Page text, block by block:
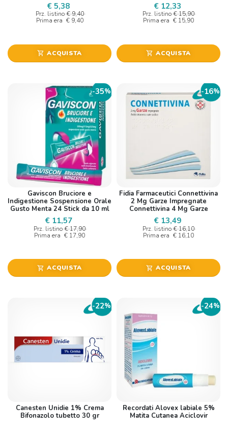
€ 5,38
Prz. listino € 9,40
Prima era € 9,40
shopping_cart ACQUISTA
€ 12,33
Prz. listino € 15,90
Prima era € 15,90
shopping_cart ACQUISTA
-35%
Gaviscon Bruciore e
Indigestione Sospensione Orale
Gusto Menta 24 Stick da 10 ml
€ 11,57
Prz. listino € 17,90
Prima era € 17,90
shopping_cart ACQUISTA
-16%
Fidia Farmaceutici Connettivina
2 Mg Garze Impregnate
Connettivina 4 Mg Garze
Impregnate Connettivina 12 Mg
Garze Impregnate Aci
€ 13,49
Prz. listino € 16,10
Prima era € 16,10
shopping_cart ACQUISTA
-22%
Canesten Unidie 1% Crema
Bifonazolo tubetto 30 gr
-24%
Recordati Alovex labiale 5%
Matita Cutanea Aciclovir